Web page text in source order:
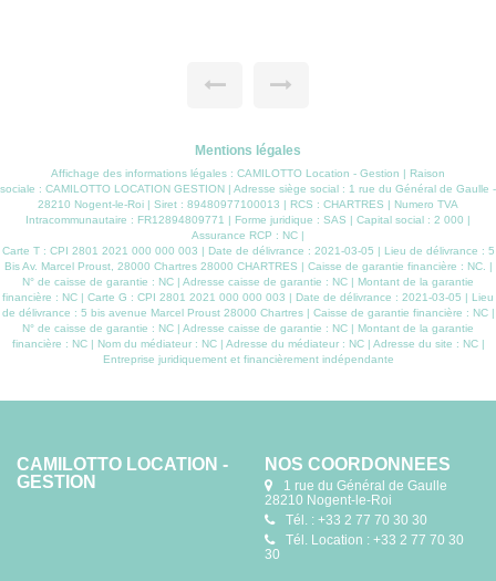
l'ensemble. Dépendances : deux appentis et un garage . Le
Mentions légales
Affichage des informations légales : CAMILOTTO Location - Gestion | Raison
sociale : CAMILOTTO LOCATION GESTION | Adresse siège social : 1 rue du Général de Gaulle -
28210 Nogent-le-Roi | Siret : 89480977100013 | RCS : CHARTRES | Numero TVA
Intracommunautaire : FR12894809771 | Forme juridique : SAS | Capital social : 2 000 |
Assurance RCP : NC |
Carte T : CPI 2801 2021 000 000 003 | Date de délivrance : 2021-03-05 | Lieu de délivrance : 5
Bis Av. Marcel Proust, 28000 Chartres 28000 CHARTRES | Caisse de garantie financière : NC. |
N° de caisse de garantie : NC | Adresse caisse de garantie : NC | Montant de la garantie
financière : NC | Carte G : CPI 2801 2021 000 000 003 | Date de délivrance : 2021-03-05 | Lieu
de délivrance : 5 bis avenue Marcel Proust 28000 Chartres | Caisse de garantie financière : NC |
N° de caisse de garantie : NC | Adresse caisse de garantie : NC | Montant de la garantie
financière : NC | Nom du médiateur : NC | Adresse du médiateur : NC | Adresse du site : NC |
Entreprise juridiquement et financièrement indépendante
CAMILOTTO LOCATION -
GESTION
NOS COORDONNÉES
1 rue du Général de Gaulle
28210 Nogent-le-Roi
Tél. : +33 2 77 70 30 30
Tél. Location : +33 2 77 70 30
30